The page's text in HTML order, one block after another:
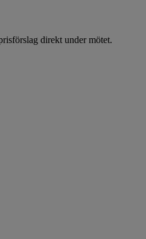
direkt under mötet.